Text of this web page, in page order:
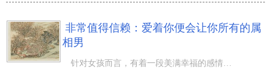
非常值得信赖：爱着你便会让你所有的属
相男
针对女孩而言，有着一段美满幸福的感情毫无疑问是最开心的事，而碰到一个对自身好，可以且非常值得自身信赖